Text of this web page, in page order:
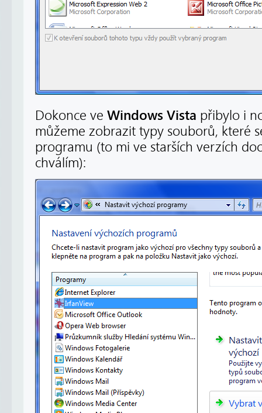
Dokonce ve Windows Vista přibylo i
můžeme zobrazit typy souborů, které
programu (to mi ve starších verzích
chválím):